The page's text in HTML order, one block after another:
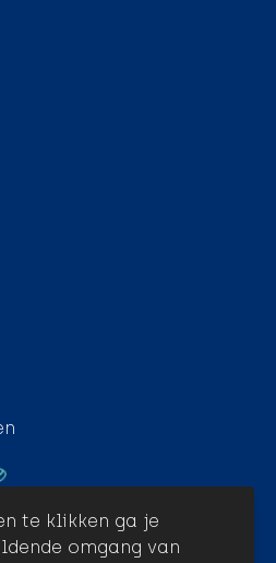
te klikken ga je
omgang van